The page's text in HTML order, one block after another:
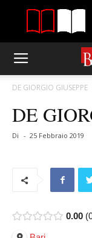
DE GIORGIO GIUSEPPE
DE
Di - 25 Febbraio 2019
0.00